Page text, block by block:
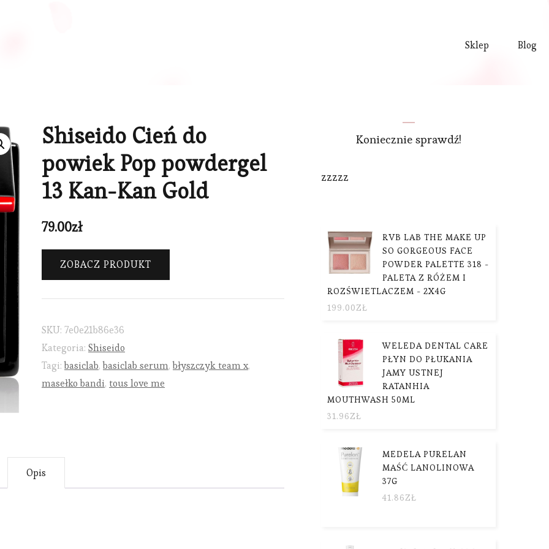
Sklep Blog
Shiseido Cień do
powiek Pop powdergel
13 Kan-Kan Gold
79.00zł
ZOBACZ PRODUKT
SKU: 7e0e21b86e36
Kategoria: Shiseido
Tagi:basiclab,basiclab serum,błyszczyk team x,
masełko bandi, tous love me
Opis
Koniecznie sprawdź!
zzzzz
RVB LAB THE MAKE UP
SO GORGEOUS FACE
POWDER PALETTE 318 -
PALETA Z RÓŻEM I
ROZŚWIETLACZEM - 2X4G
199.00ZŁ
WELEDA DENTAL CARE
PŁYN DO PŁUKANIA
JAMY USTNEJ
RATANHIA
MOUTHWASH 50ML
31.96ZŁ
MEDELA PURELAN
MAŚĆ LANOLINOWA
37G
41.86ZŁ